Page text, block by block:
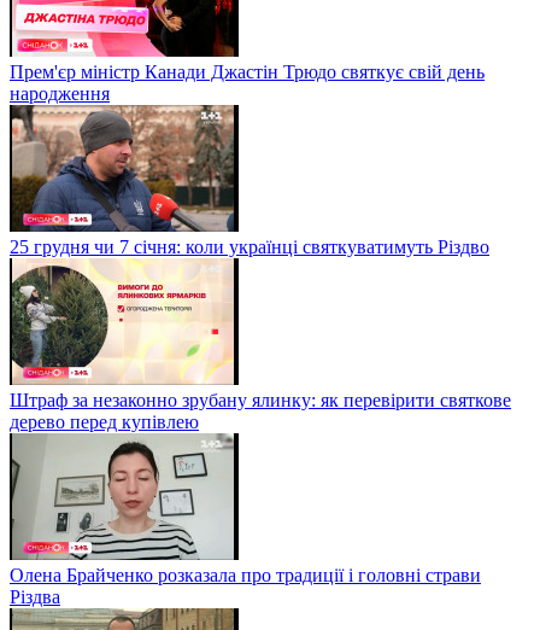
Прем'єр міністр Канади Джастін Трюдо святкує свій день
народження
25 грудня чи 7 січня: коли українці святкуватимуть Різдво
Штраф за незаконно зрубану ялинку: як перевірити святкове
дерево перед купівлею
Олена Брайченко розказала про традиції і головні страви
Різдва